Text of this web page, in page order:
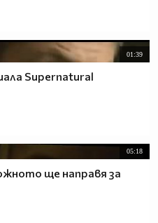
01:39
Supernatural
05:18
ще направя за